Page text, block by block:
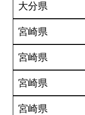
大分県
宮崎県
宮崎県
宮崎県
宮崎県